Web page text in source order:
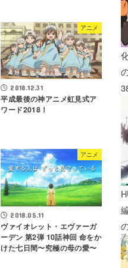
アニメ
2018.12.31
平成最後の神アニメ虹見式ア
ワード2018！
アニメ
2018.05.11
ヴァイオレット・エヴァーガ
ーデン 第2弾 10話神回 命をか
けた七日間〜究極の母の愛〜